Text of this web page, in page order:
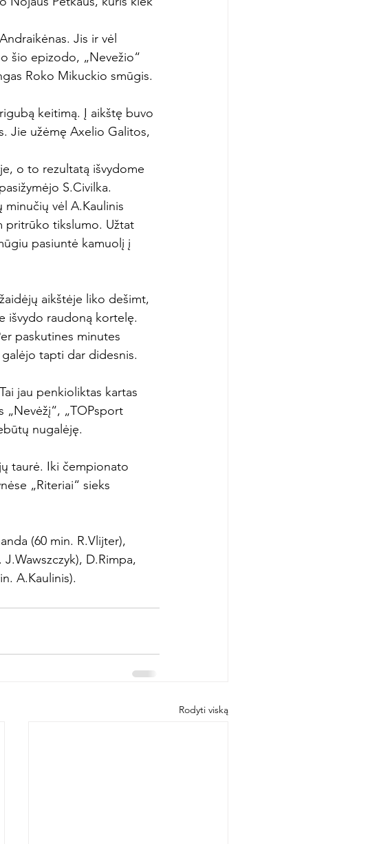
Jis ir vėl
šio epizodo, „Nevežio“
Roko Mikuckio smūgis.
keitimą. Į aikštę buvo
Jie užėmę Axelio Galitos,
o to rezultatą išvydome
S.Civilka.
vėl A.Kaulinis
pritrūko tikslumo. Užtat
pasiuntė kamuolį į
aikštėje liko dešimt,
išvydo raudoną kortelę.
paskutines minutes
tapti dar didesnis.
jau penkioliktas kartas
„Nevėžį“, „TOPsport
nugalėję.
taurė. Iki čempionato
„Riteriai“ sieks
(60 min. R.Vlijter),
D.Rimpa,
A.Kaulinis).
Rodyti viską